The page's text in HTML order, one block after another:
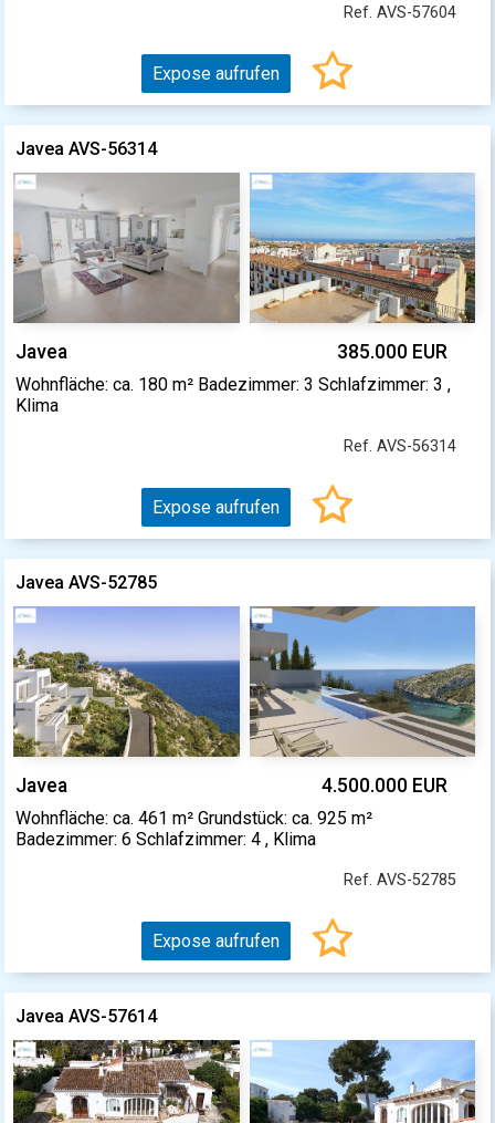
Ref. AVS-57604
Expose aufrufen
Javea AVS-56314
Javea 385.000 EUR
Wohnfläche: ca. 180 m² Badezimmer: 3 Schlafzimmer: 3 ,
Klima
Ref. AVS-56314
Expose aufrufen
Javea AVS-52785
Javea 4.500.000 EUR
Wohnfläche: ca. 461 m² Grundstück: ca. 925 m²
Badezimmer: 6 Schlafzimmer: 4 , Klima
Ref. AVS-52785
Expose aufrufen
Javea AVS-57614